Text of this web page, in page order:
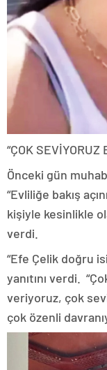
“ÇOK SEVİYORUZ
Önceki gün
“Evliliğe bakış
kişiyle kesinlikle
verdi.
“Efe Çelik doğru
yanıtını verdi.
veriyoruz, çok
çok özenli